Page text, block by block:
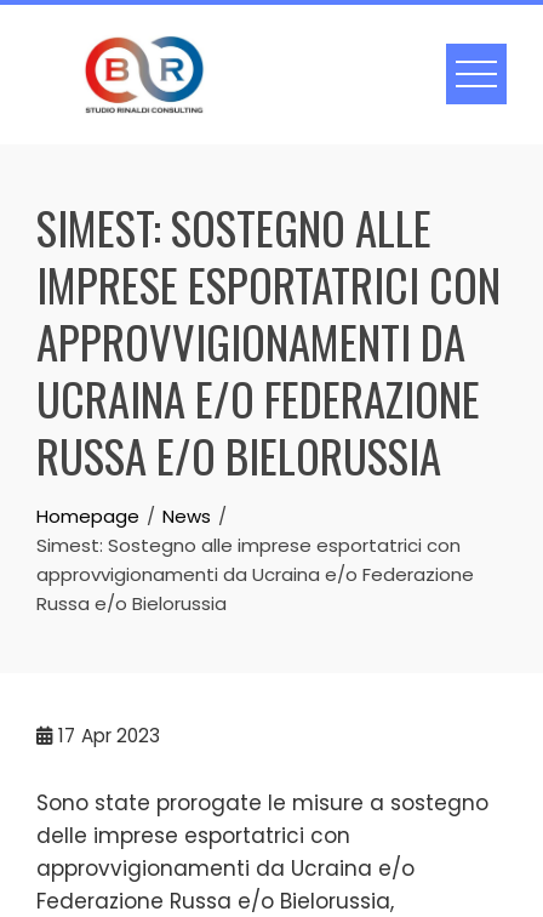
Skip
SIMEST: SOSTEGNO ALLE
IMPRESE ESPORTATRICI CON
APPROVVIGIONAMENTI DA
UCRAINA E/O FEDERAZIONE
RUSSA E/O BIELORUSSIA
Homepage
News
Simest: Sostegno alle imprese esportatrici con
approvvigionamenti da Ucraina e/o Federazione
Russa e/o Bielorussia
17 Apr 2023
Sono state prorogate le misure a sostegno
delle imprese esportatrici con
approvvigionamenti da Ucraina e/o
Federazione Russa e/o Bielorussia,